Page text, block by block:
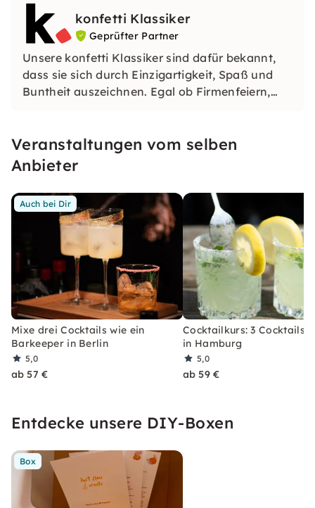
Lieblingsstücke, die Du im Alltag nutzen oder
verschenken kannst.
konfetti Klassiker
Geprüfter Partner
Unsere konfetti Klassiker sind dafür bekannt,
dass sie sich durch Einzigartigkeit, Spaß und
Buntheit auszeichnen. Egal ob Firmenfeiern,
erleben, welches Du so schnell nicht vergessen
wirst.
Veranstaltungen vom selben
Anbieter
Auch bei Dir
Mixe drei Cocktails wie ein
Barkeeper in Berlin
5,0
ab 57 €
Cocktailkurs: 3 Cocktails
in Hamburg
5,0
ab 59 €
Entdecke unsere DIY-Boxen
Box